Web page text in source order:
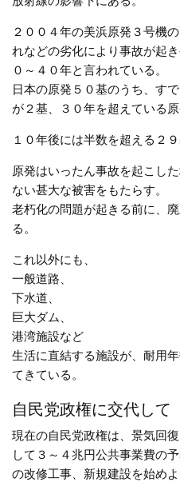
２００４年の美浜原発３号機
れなどの劣化により事故が起
０～４０年と言われている。
日本の原発５０基のうち、す
が２基、３０年を超えている原
１０年後には半数を超える２
原発はいったん事故を起こし
ない甚大な被害をもたらす。
老朽化の問題が起きる前に、
る。
これ以外にも、
一般道路、
下水道、
巨大ダム、
港湾施設など
生活に直結する施設が、耐用
てきている。
自民党政権に交代して
現在の自民党政権は、景気回
して３～４兆円公共事業費の
の改修工事、新規建設を始めよ